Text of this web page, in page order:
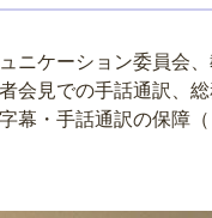
ニケーション委員会
会見での手話通訳、
幕・手話通訳の保障